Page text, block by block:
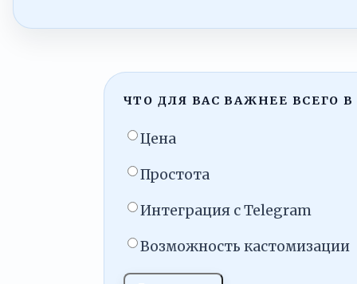
ЧТО ДЛЯ ВАС ВАЖНЕЕ ВСЕГО В
Цена
Простота
Интеграция с Telegram
Возможность кастомизации